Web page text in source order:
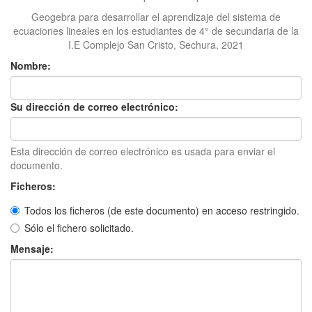
Geogebra para desarrollar el aprendizaje del sistema de
ecuaciones lineales en los estudiantes de 4° de secundaria de la
I.E Complejo San Cristo, Sechura, 2021
Nombre:
Su dirección de correo electrónico:
Esta dirección de correo electrónico es usada para enviar el
documento.
Ficheros:
Todos los ficheros (de este documento) en acceso restringido.
Sólo el fichero solicitado.
Mensaje: